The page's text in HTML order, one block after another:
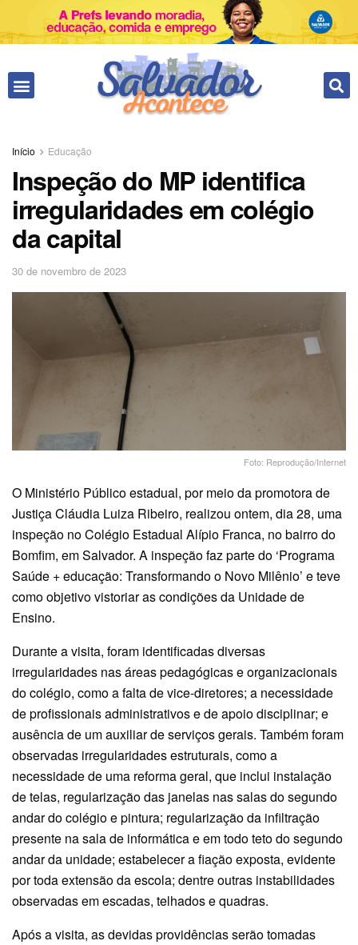
Início Educação
Inspeção do MP identifica
irregularidades em colégio
da capital
30 de novembro de 2023
Foto: Reprodução/Internet
O Ministério Público estadual, por meio da promotora de
Justiça Cláudia Luiza Ribeiro, realizou ontem, dia 28, uma
inspeção no Colégio Estadual Alípio Franca, no bairro do
Bomfim, em Salvador. A inspeção faz parte do ‘Programa
Saúde + educação: Transformando o Novo Milênio’ e teve
como objetivo vistoriar as condições da Unidade de
Ensino.
Durante a visita, foram identificadas diversas
irregularidades nas áreas pedagógicas e organizacionais
do colégio, como a falta de vice-diretores; a necessidade
de profissionais administrativos e de apoio disciplinar; e
ausência de um auxiliar de serviços gerais. Também foram
observadas irregularidades estruturais, como a
necessidade de uma reforma geral, que inclui instalação
de telas, regularização das janelas nas salas do segundo
andar do colégio e pintura; regularização da infiltração
presente na sala de informática e em todo teto do segundo
andar da unidade; estabelecer a fiação exposta, evidente
por toda extensão da escola; dentre outras instabilidades
observadas em escadas, telhados e quadras.
Após a visita, as devidas providências serão tomadas